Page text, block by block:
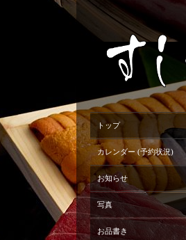
トップ
カレンダー (予約状況)
お知らせ
写真
お品書き